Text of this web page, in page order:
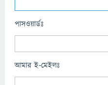
পাসওয়ার্ডঃ
আমার ই-মেইলঃ